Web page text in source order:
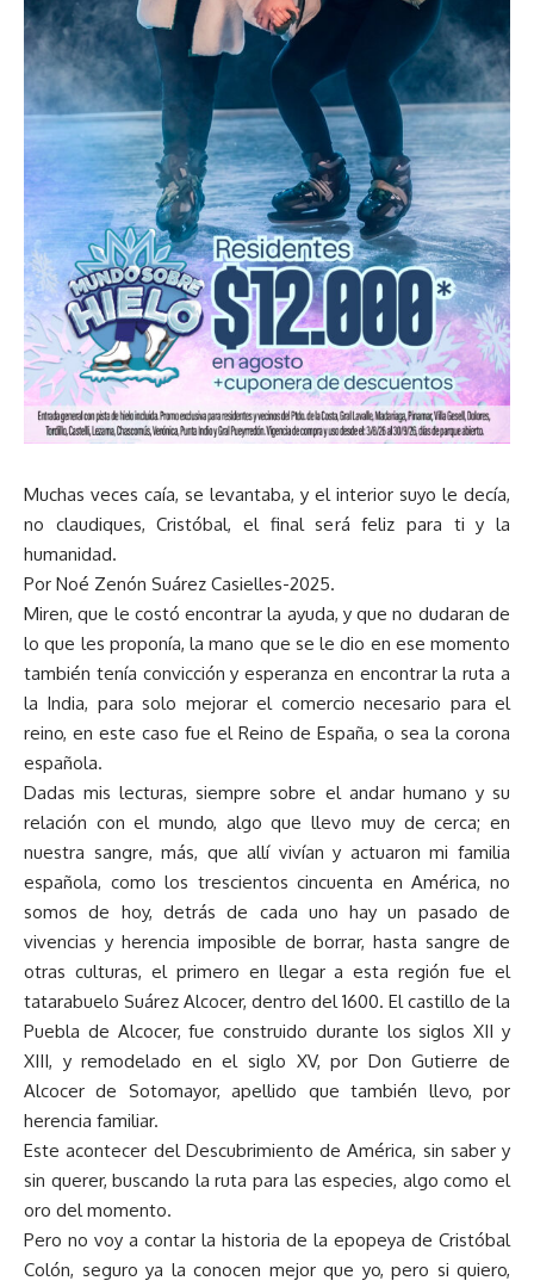
Muchas veces caía, se levantaba, y el interior suyo le decía,
no claudiques, Cristóbal, el final será feliz para ti y la
humanidad.
Por Noé Zenón Suárez Casielles-2025.
Miren, que le costó encontrar la ayuda, y que no dudaran de
lo que les proponía, la mano que se le dio en ese momento
también tenía convicción y esperanza en encontrar la ruta a
la India, para solo mejorar el comercio necesario para el
reino, en este caso fue el Reino de España, o sea la corona
española.
Dadas mis lecturas, siempre sobre el andar humano y su
relación con el mundo, algo que llevo muy de cerca; en
nuestra sangre, más, que allí vivían y actuaron mi familia
española, como los trescientos cincuenta en América, no
somos de hoy, detrás de cada uno hay un pasado de
vivencias y herencia imposible de borrar, hasta sangre de
otras culturas, el primero en llegar a esta región fue el
tatarabuelo Suárez Alcocer, dentro del 1600. El castillo de la
Puebla de Alcocer, fue construido durante los siglos XII y
XIII, y remodelado en el siglo XV, por Don Gutierre de
Alcocer de Sotomayor, apellido que también llevo, por
herencia familiar.
Este acontecer del Descubrimiento de América, sin saber y
sin querer, buscando la ruta para las especies, algo como el
oro del momento.
Pero no voy a contar la historia de la epopeya de Cristóbal
Colón, seguro ya la conocen mejor que yo, pero si quiero,